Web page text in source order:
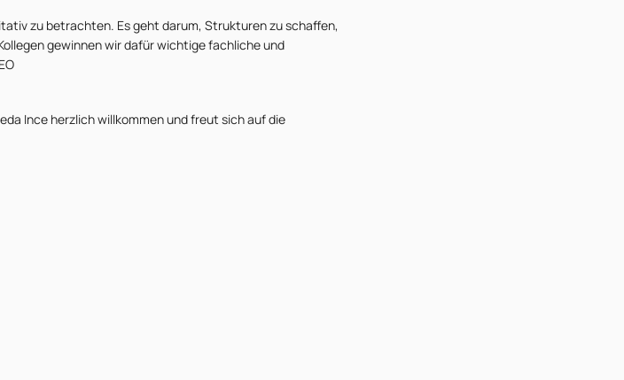
zu betrachten. Es geht darum, Strukturen zu schaffen,
gewinnen wir dafür wichtige fachliche und
Ince herzlich willkommen und freut sich auf die